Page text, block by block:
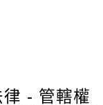
律 - 管轄權